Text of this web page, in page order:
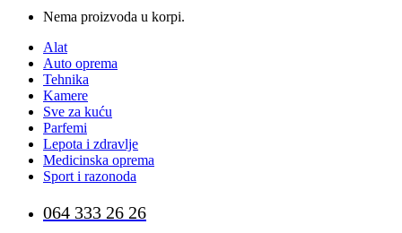
Nema proizvoda u korpi.
Alat
Auto oprema
Tehnika
Kamere
Sve za kuću
Parfemi
Lepota i zdravlje
Medicinska oprema
Sport i razonoda
064 333 26 26